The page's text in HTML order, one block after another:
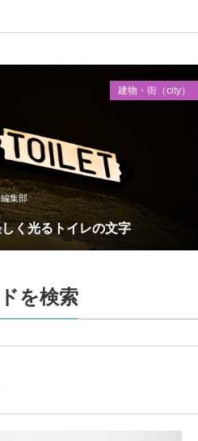
集部
く光るトイレの文字
建物・街（city）
を検索